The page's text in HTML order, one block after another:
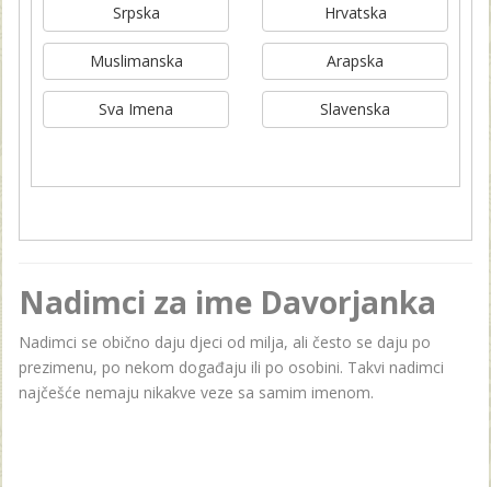
Srpska Hrvatska
Muslimanska Arapska
Sva Imena Slavenska
Nadimci za ime Davorjanka
Nadimci se obično daju djeci od milja, ali često se daju po
prezimenu, po nekom događaju ili po osobini. Takvi nadimci
najčešće nemaju nikakve veze sa samim imenom.